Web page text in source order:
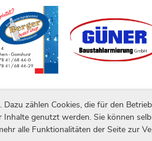
zählen Cookies, die für den
genutzt werden. Sie können
alle Funktionalitäten der Seite zur